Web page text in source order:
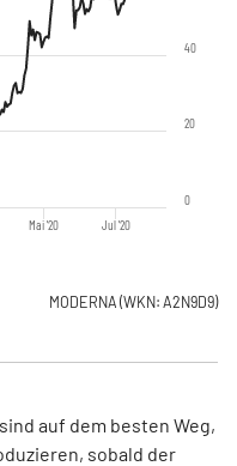
Mai '20 Jul '20
0
20
40
MODERNA (WKN: A2N9D9)
auf dem besten Weg,
sobald der